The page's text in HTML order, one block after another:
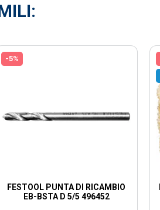
-5%
FESTOOL PUNTA DI RICAMBIO
EB-BSTA D 5/5 496452